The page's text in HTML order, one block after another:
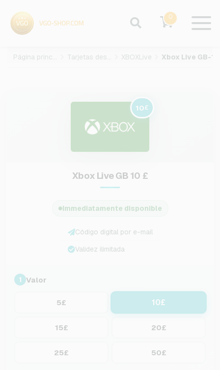
0
Página principal Tarjetas des juegos XBOXLive
10£
Xbox Live GB 10 £
Immediatamente disponible
Código digital por e-mail
Validez ilimitada
1 Valor
5£ 10£
15£ 20£
25£ 50£